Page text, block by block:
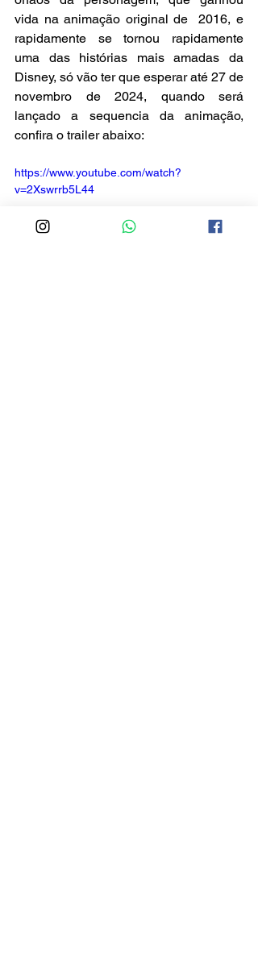
vida na animação original de  2016, e
rapidamente se tornou rapidamente
uma das histórias mais amadas da
Disney, só vão ter que esperar até 27 de
novembro de 2024, quando será
lançado a sequencia da animação,
confira o trailer abaixo:
https://www.youtube.com/watch?
v=2Xswrrb5L44